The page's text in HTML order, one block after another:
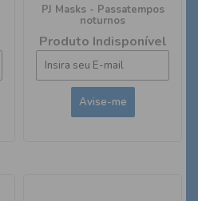
PJ Masks - Passatempos
noturnos
Produto Indisponível